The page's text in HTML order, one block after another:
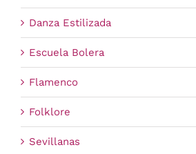
Danza Estilizada
Escuela Bolera
Flamenco
Folklore
Sevillanas